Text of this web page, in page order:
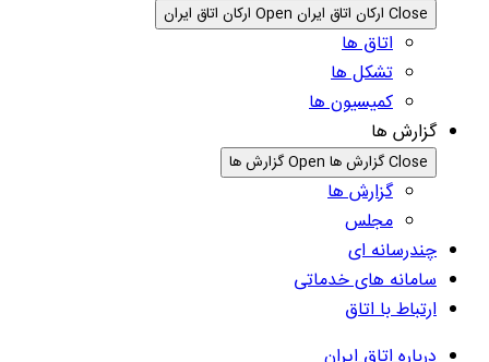
Close ارکان اتاق ایران Open ارکان اتاق ایران
اتاق ها
تشکل ها
کمیسیون ها
گزارش ها
Close گزارش ها Open گزارش ها
گزارش ها
مجلس
چندرسانه ای
سامانه های خدماتی
ارتباط با اتاق